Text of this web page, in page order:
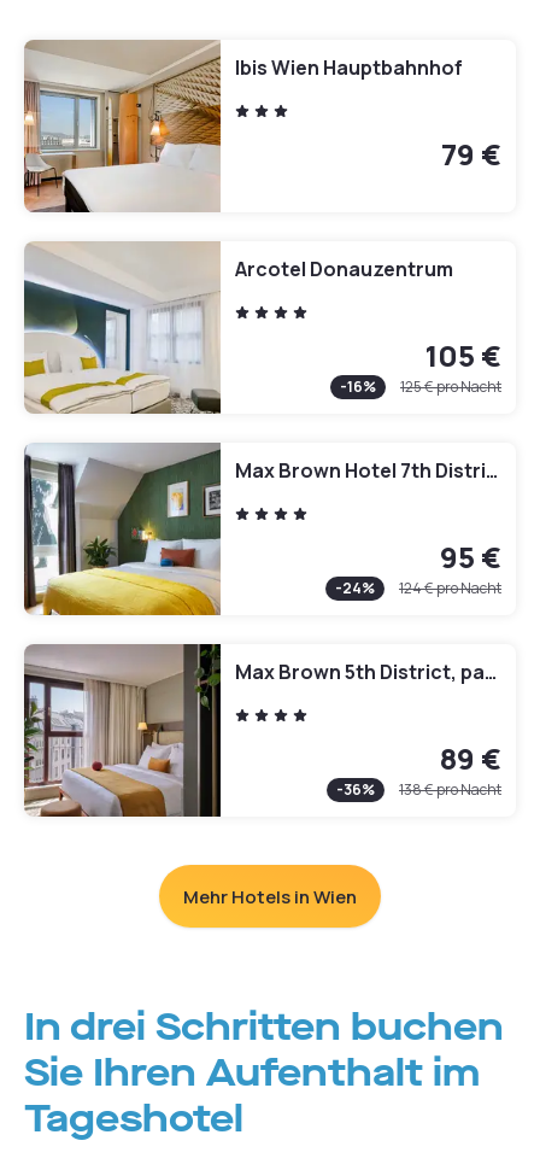
Ibis Wien Hauptbahnhof
79 €
Arcotel Donauzentrum
105 €
-16% 125 €pro Nacht
Max Brown Hotel 7th District, part of Sircle Collection
95 €
-24% 124 €pro Nacht
Max Brown 5th District, part of Sircle Collection
89 €
-36% 138 €pro Nacht
Mehr Hotels in Wien
In drei Schritten buchen
Sie Ihren Aufenthalt im
Tageshotel